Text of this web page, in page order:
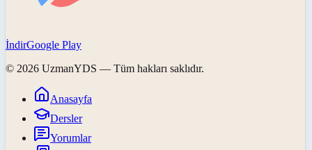
İndirGoogle Play
© 2026 UzmanYDS — Tüm hakları saklıdır.
Anasayfa
Dersler
Yorumlar